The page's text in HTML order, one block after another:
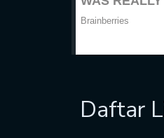
Daftar